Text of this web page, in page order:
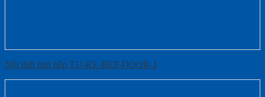
Nội thất nhà bếp TU-KE-BEP-DOOR-1